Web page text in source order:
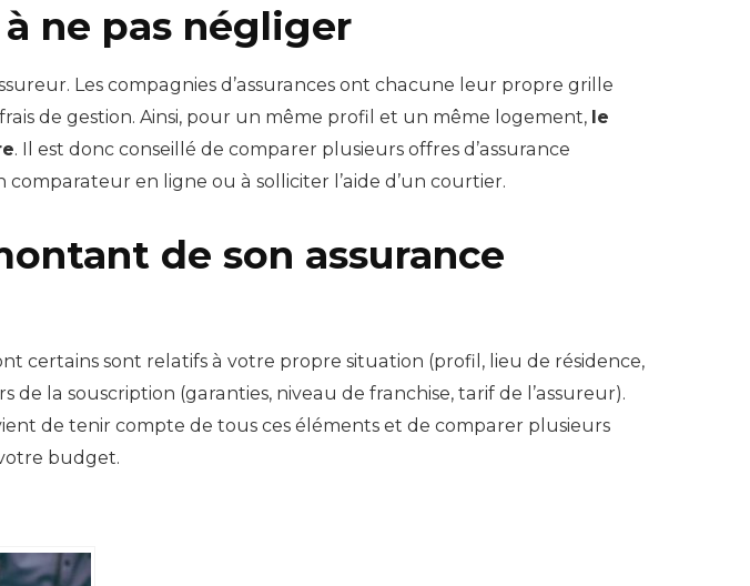
ne pas négliger
Les compagnies d’assurances ont chacune leur propre grille
de gestion. Ainsi, pour un même profil et un même logement, le
. Il est donc conseillé de comparer plusieurs offres d’assurance
en ligne ou à solliciter l’aide d’un courtier.
de son assurance
certains sont relatifs à votre propre situation (profil, lieu de résidence,
la souscription (garanties, niveau de franchise, tarif de l’assureur).
de tenir compte de tous ces éléments et de comparer plusieurs
budget.